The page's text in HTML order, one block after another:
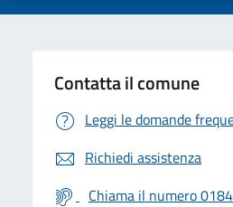
Contatta il comune
Leggi le domande
Richiedi assistenza
Chiama il numero